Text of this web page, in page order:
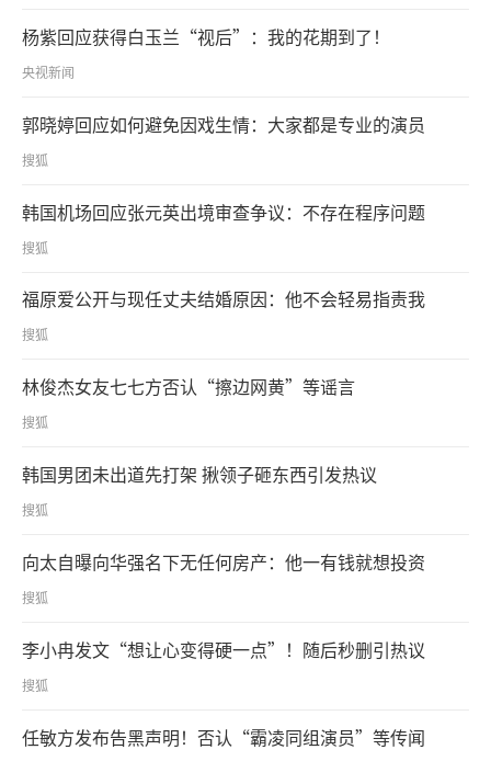
杨紫回应获得白玉兰“视后”：我的花期到了！
央视新闻
郭晓婷回应如何避免因戏生情：大家都是专业的演员
搜狐
韩国机场回应张元英出境审查争议：不存在程序问题
搜狐
福原爱公开与现任丈夫结婚原因：他不会轻易指责我
搜狐
林俊杰女友七七方否认“擦边网黄”等谣言
搜狐
韩国男团未出道先打架 揪领子砸东西引发热议
搜狐
向太自曝向华强名下无任何房产：他一有钱就想投资
搜狐
李小冉发文“想让心变得硬一点”！随后秒删引热议
搜狐
任敏方发布告黑声明！否认“霸凌同组演员”等传闻